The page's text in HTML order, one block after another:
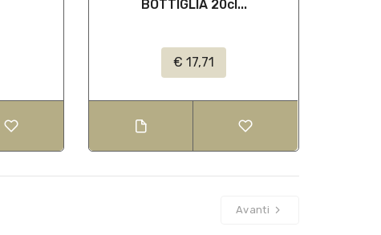
BOTTIGLIA 20cl...
€ 17,71
Avanti